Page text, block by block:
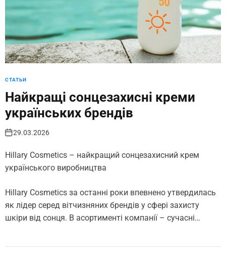
СТАТЬИ
Найкращі сонцезахисні креми
українських брендів
29.03.2026
Hillary Cosmetics – найкращий сонцезахисний крем
українського виробництва
Hillary Cosmetics за останні роки впевнено утвердилась
як лідер серед вітчизняних брендів у сфері захисту
шкіри від сонця. В асортименті компанії – сучасні…